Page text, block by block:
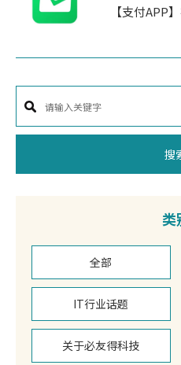
【支付APP
搜
类
全部
IT行业话题
关于必友得科技